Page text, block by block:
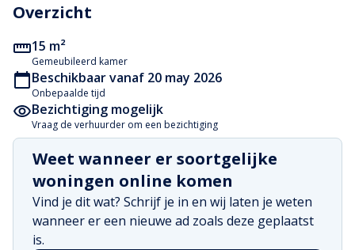
Overzicht
15 m²
Gemeubileerd kamer
Beschikbaar vanaf 20 may 2026
Onbepaalde tijd
Bezichtiging mogelijk
Vraag de verhuurder om een bezichtiging
Weet wanneer er soortgelijke
woningen online komen
Vind je dit wat? Schrijf je in en wij laten je weten
wanneer er een nieuwe ad zoals deze geplaatst
is.